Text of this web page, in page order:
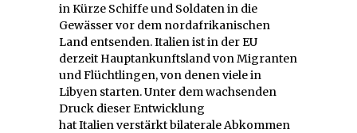
in Kürze Schiffe und Soldaten in die
Gewässer vor dem nordafrikanischen
Land entsenden.Italienist in der EU
derzeit Hauptankunftsland von Migranten
und Flüchtlingen, von denen viele in
Libyen starten. Unter dem wachsenden
Druck dieser Entwicklung
hatItalienverstärkt bilaterale Abkommen